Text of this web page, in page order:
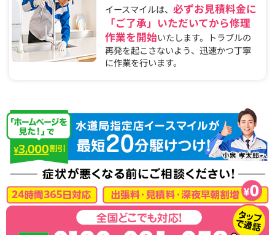
イースマイルは、必ずお見積料金に
「ご了承」いただいてから修理
作業を開始いたします。トラブルの
再発を起こさないよう、迅速かつ丁寧
に作業を行います。